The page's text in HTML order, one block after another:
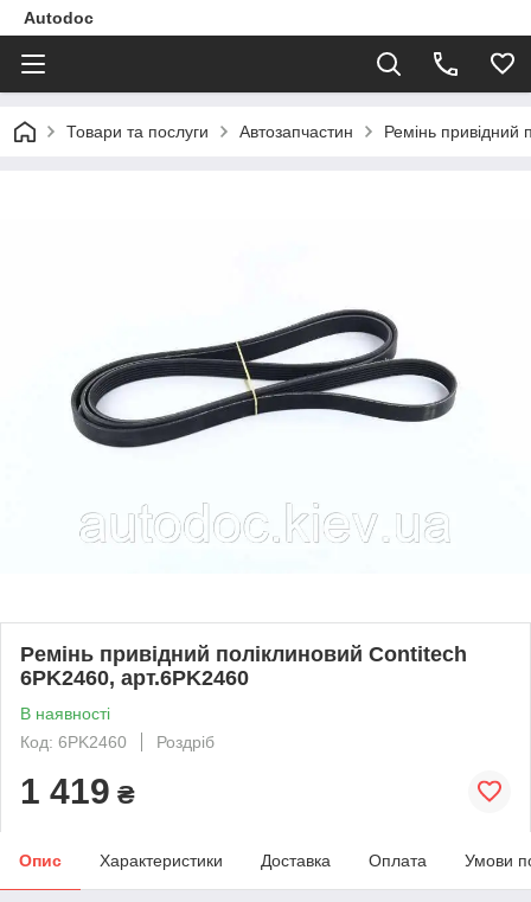
Autodoc
Товари та послуги Автозапчастин Ремінь привідний
Ремінь привідний поліклиновий Contitech
6PK2460, арт.6PK2460
В наявності
Код: 6PK2460
Роздріб
1 419 ₴
Опис Характеристики Доставка Оплата Умови